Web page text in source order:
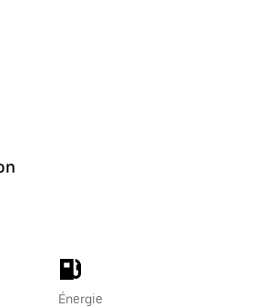
Énergie